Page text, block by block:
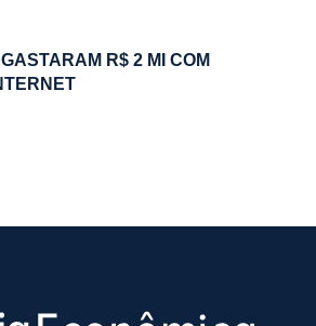
R$ 2 MI COM